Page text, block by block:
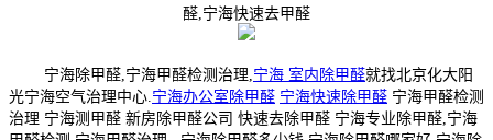
宁海除甲醛,宁海甲醛检测治理, 宁海 室内除甲醛就找北京化大阳
光宁海空气治理中心. 宁海办公室除甲醛 宁海快速除甲醛 宁海甲醛检测
治理 宁海测甲醛 新房除甲醛公司 快速去除甲醛 宁海专业除甲醛,宁海